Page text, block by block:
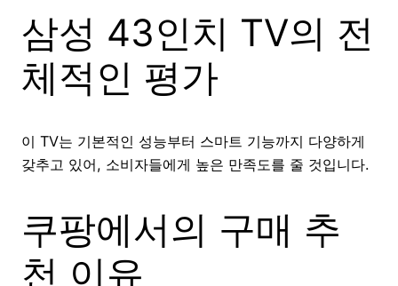
삼성 43인치 TV의 전
체적인 평가
이 TV는 기본적인 성능부터 스마트 기능까지 다양하게
갖추고 있어, 소비자들에게 높은 만족도를 줄 것입니다.
쿠팡에서의 구매 추
천 이유